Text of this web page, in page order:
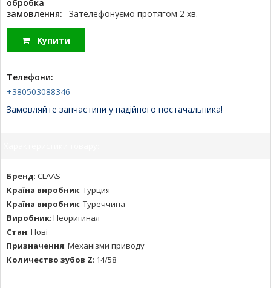
обробка
замовлення:
Зателефонуємо протягом 2 хв.
Купити
Телефони:
+380503088346
Замовляйте запчастини у надійного постачальника!
Бренд: CLAAS
Країна виробник: Турция
Країна виробник: Туреччина
Виробник: Неоригинал
Стан: Нові
Призначення: Механізми приводу
Количество зубов Z: 14/58